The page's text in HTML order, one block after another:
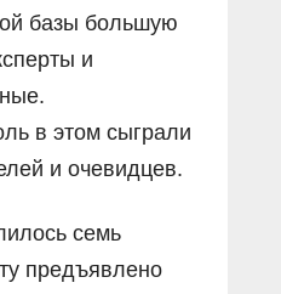
базы большую
и
в этом сыграли
и очевидцев.
семь
предъявлено